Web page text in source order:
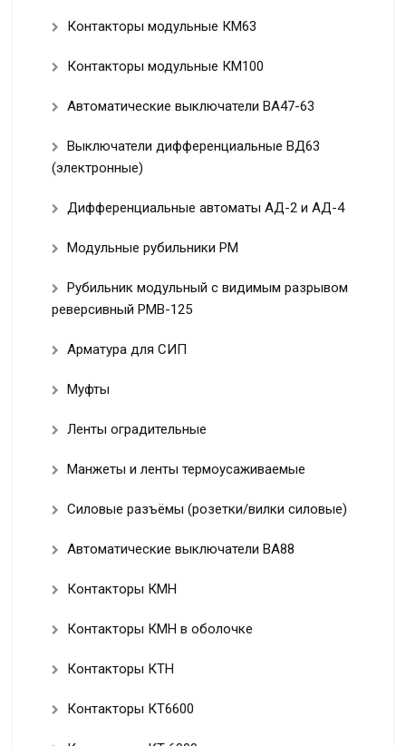
Контакторы модульные КМ63
Контакторы модульные КМ100
Автоматические выключатели ВА47-63
Выключатели дифференциальные ВД63
(электронные)
Дифференциальные автоматы АД-2 и АД-4
Модульные рубильники РМ
Рубильник модульный с видимым разрывом
реверсивный РМВ-125
Арматура для СИП
Муфты
Ленты оградительные
Манжеты и ленты термоусаживаемые
Силовые разъёмы (розетки/вилки силовые)
Автоматические выключатели ВА88
Контакторы КМН
Контакторы КМН в оболочке
Контакторы КТН
Контакторы КТ6600